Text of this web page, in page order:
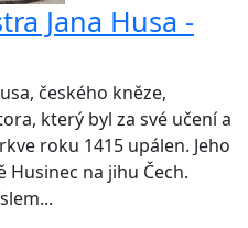
Jana Husa -
českého kněze,
který byl za své učení a
roku 1415 upálen. Jeho
na jihu Čech.